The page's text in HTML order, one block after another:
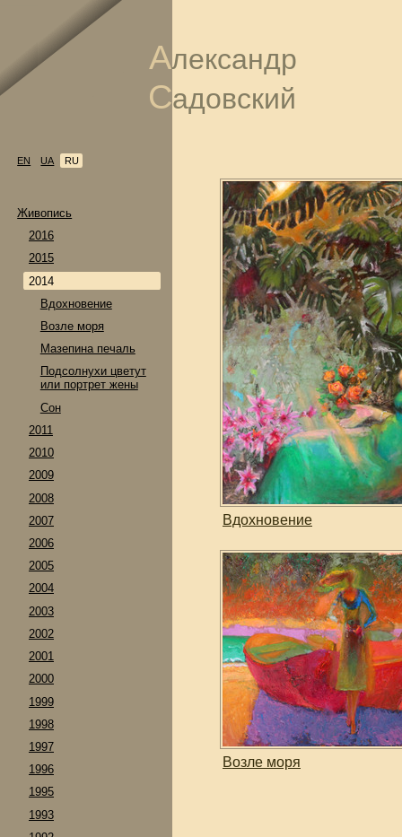
EN UA RU
Живопись
2016
2015
2014
Вдохновение
Возле моря
Мазепина печаль
Подсолнухи цветут
или портрет жены
Сон
2011
2010
2009
2008
2007
2006
2005
2004
2003
2002
2001
2000
1999
1998
1997
1996
1995
1993
Александр
Садовский
Вдохновение
Возле моря